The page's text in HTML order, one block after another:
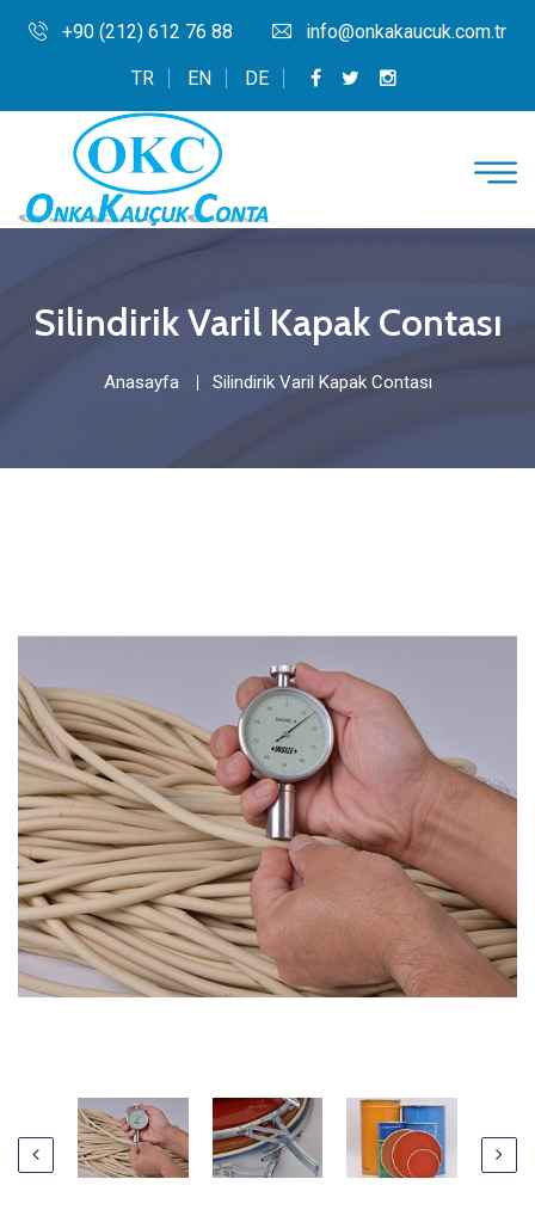
+90 (212) 612 76 88 info@onkakaucuk.com.tr
TR EN DE
Silindirik Varil Kapak Contası
Anasayfa Silindirik Varil Kapak Contası